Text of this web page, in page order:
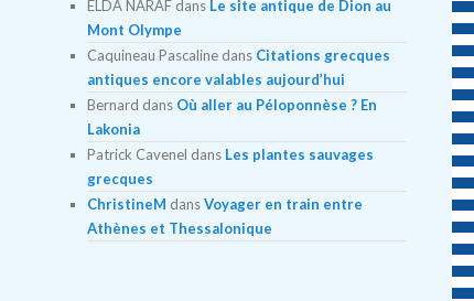
ELDA NARAFdans Le site antique de Dion au
Mont Olympe
Caquineau Pascalinedans Citations grecques
antiques encore valables aujourd’hui
Bernard dans Où aller au Péloponnèse ? En
Lakonia
Patrick Cavenel dans Les plantes sauvages
grecques
ChristineM dansVoyager en train entre
Athènes et Thessalonique